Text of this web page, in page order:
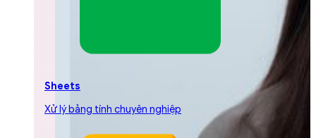
Sheets
Xử lý bảng tính chuyên nghiệp